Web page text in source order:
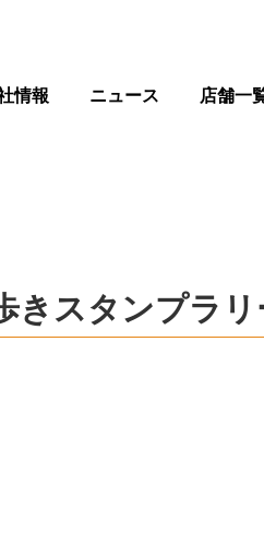
情報 ニュース 店舗一
きスタンプラ